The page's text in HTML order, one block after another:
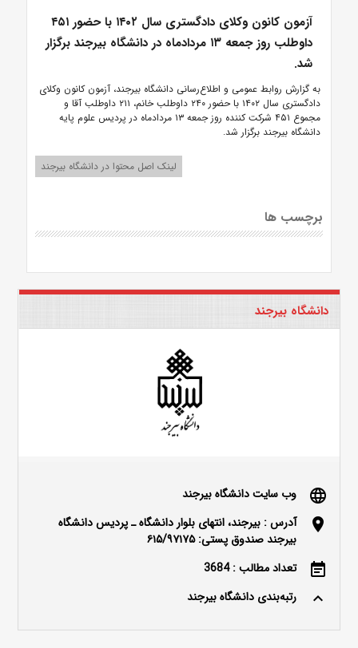
آزمون کانون وکلای دادگستری سال ۱۴۰۲ با حضور ۴۵۱
داوطلب روز جمعه ۱۳ مردادماه در دانشگاه بیرجند برگزار
شد.
به گزارش روابط عمومی و اطلاع‌رسانی دانشگاه بیرجند، آزمون کانون وکلای
دادگستری سال ۱۴۰۲ با حضور ۲۴۰ داوطلب خانم، ۲۱۱ داوطلب آقا و
مجموع ۴۵۱ شرکت کننده روز جمعه ۱۳ مردادماه در پردیس علوم پایه
دانشگاه بیرجند برگزار شد.
لینک اصل محتوا در دانشگاه بیرجند
برچسب ها
دانشگاه بیرجند
language وب سایت دانشگاه بیرجند
location_on
آدرس : بیرجند، انتهای بلوار دانشگاه ـ پردیس دانشگاه
بیرجند صندوق پستی: ۶۱۵/۹۷۱۷۵
event_note تعداد مطالب : 3684
keyboard_arrow_up رتبه‌بندی دانشگاه بیرجند